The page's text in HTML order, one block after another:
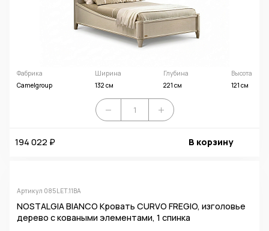
Фабрика
Camelgroup
Ширина
132 см
Глубина
221 см
Высота
121 см
194 022 ₽ В корзину
Артикул 085LET.11BA
NOSTALGIA BIANCO Кровать CURVO FREGIO, изголовье
дерево с коваными элементами, 1 спинка